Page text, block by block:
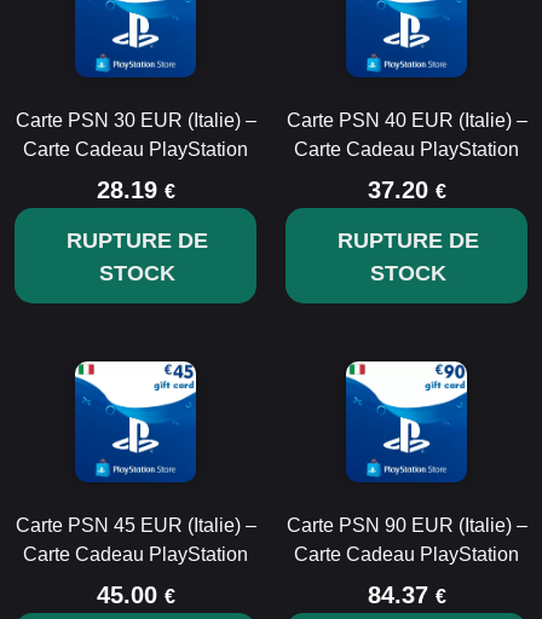
Carte PSN 30 EUR (Italie) –
Carte Cadeau PlayStation
28.19 €
RUPTURE DE
STOCK
Carte PSN 40 EUR (Italie) –
Carte Cadeau PlayStation
37.20 €
RUPTURE DE
STOCK
Carte PSN 45 EUR (Italie) –
Carte Cadeau PlayStation
45.00 €
Carte PSN 90 EUR (Italie) –
Carte Cadeau PlayStation
84.37 €